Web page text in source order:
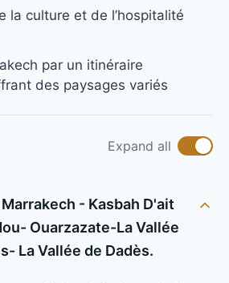
la culture et de l’hospitalité
par un itinéraire
des paysages variés
Expand all
Marrakech - Kasbah D'ait
Ouarzazate-La Vallée
La Vallée de Dadès.